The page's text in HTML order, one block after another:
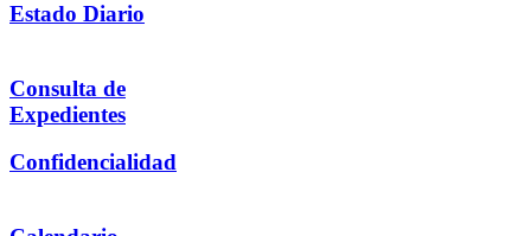
Estado Diario
Consulta de
Expedientes
Confidencialidad